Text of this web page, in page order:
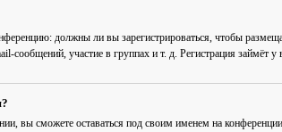
должны ли вы зарегистрироваться, чтобы
участие в группах и т. д. Регистрация займёт
, вы сможете оставаться под своим именем на